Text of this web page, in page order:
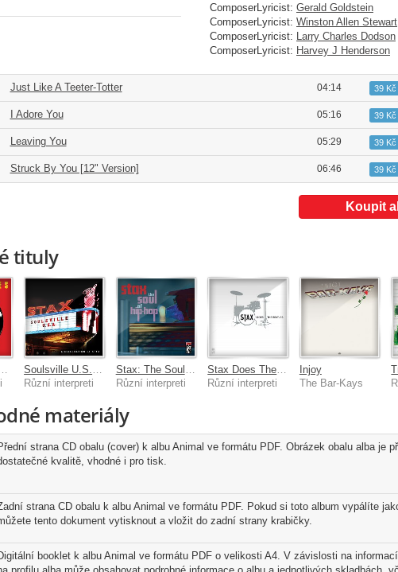
ComposerLyricist: Gerald Goldstein
ComposerLyricist: Winston Allen Stewart
ComposerLyricist:
Larry Charles Dodson
ComposerLyricist: Harvey J Henderson
Just Like A Teeter-Totter 04:14 39 Kč
I Adore You 05:16 39 Kč
Leaving You 05:29 39 Kč
Struck By You [12" Version] 06:46 39 Kč
Koupit
tituly
Různí interpreti
Různí interpreti
Různí interpreti
Injoy
The Bar-Kays
materiály
strana CD obalu (cover) k albu Animal ve formátu PDF. Obrázek obalu alba je
kvalitě, vhodné i pro tisk.
strana CD obalu k albu Animal ve formátu PDF. Pokud si toto album vypálíte
tento dokument vytisknout a vložit do zadní strany krabičky.
booklet k albu Animal ve formátu PDF o velikosti A4. V závislosti na